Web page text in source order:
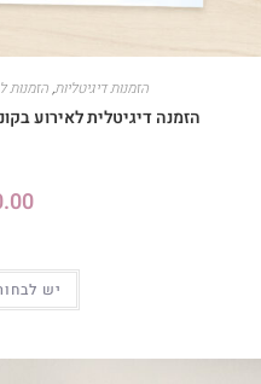
הזמנות דיגיטליות,הזמנות
הזמנה דיגיטלית לאירוע
יש